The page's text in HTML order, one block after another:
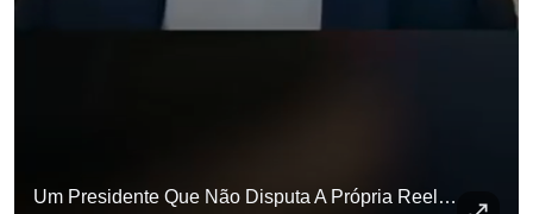
Um Presidente Que Não Disputa A Própria Reeleição Decide Pensando Em Quem Vem Depois.